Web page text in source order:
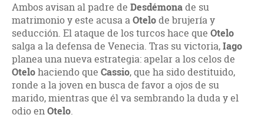
Ambos avisan al padre de Desdémonade su
matrimonio y este acusa aOtelode brujería y
seducción. El ataque de los turcos hace que Otelo
salga a la defensa de Venecia. Tras su victoria,Iago
planea una nueva estrategia: apelar a los celos de
Otelohaciendo que Cassio, que ha sido destituido,
ronde a la joven en busca de favor a ojos de su
marido, mientras que él va sembrando la duda y el
odio enOtelo.